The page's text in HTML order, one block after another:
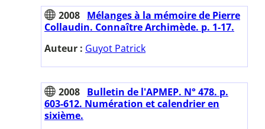
2008 Mélanges à la mémoire de Pierre
Collaudin. Connaître Archimède. p. 1-17.
Auteur : Guyot Patrick
2008 Bulletin de l'APMEP. N° 478. p.
603-612. Numération et calendrier en
sixième.